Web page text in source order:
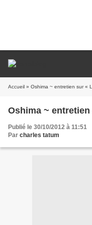
Accueil » Oshima ~ entretien sur «
Oshima ~
Publié le 30/10/2012 à 11:51
Par charles tatum